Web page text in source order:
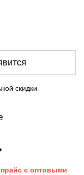
скидки
с оптовыми